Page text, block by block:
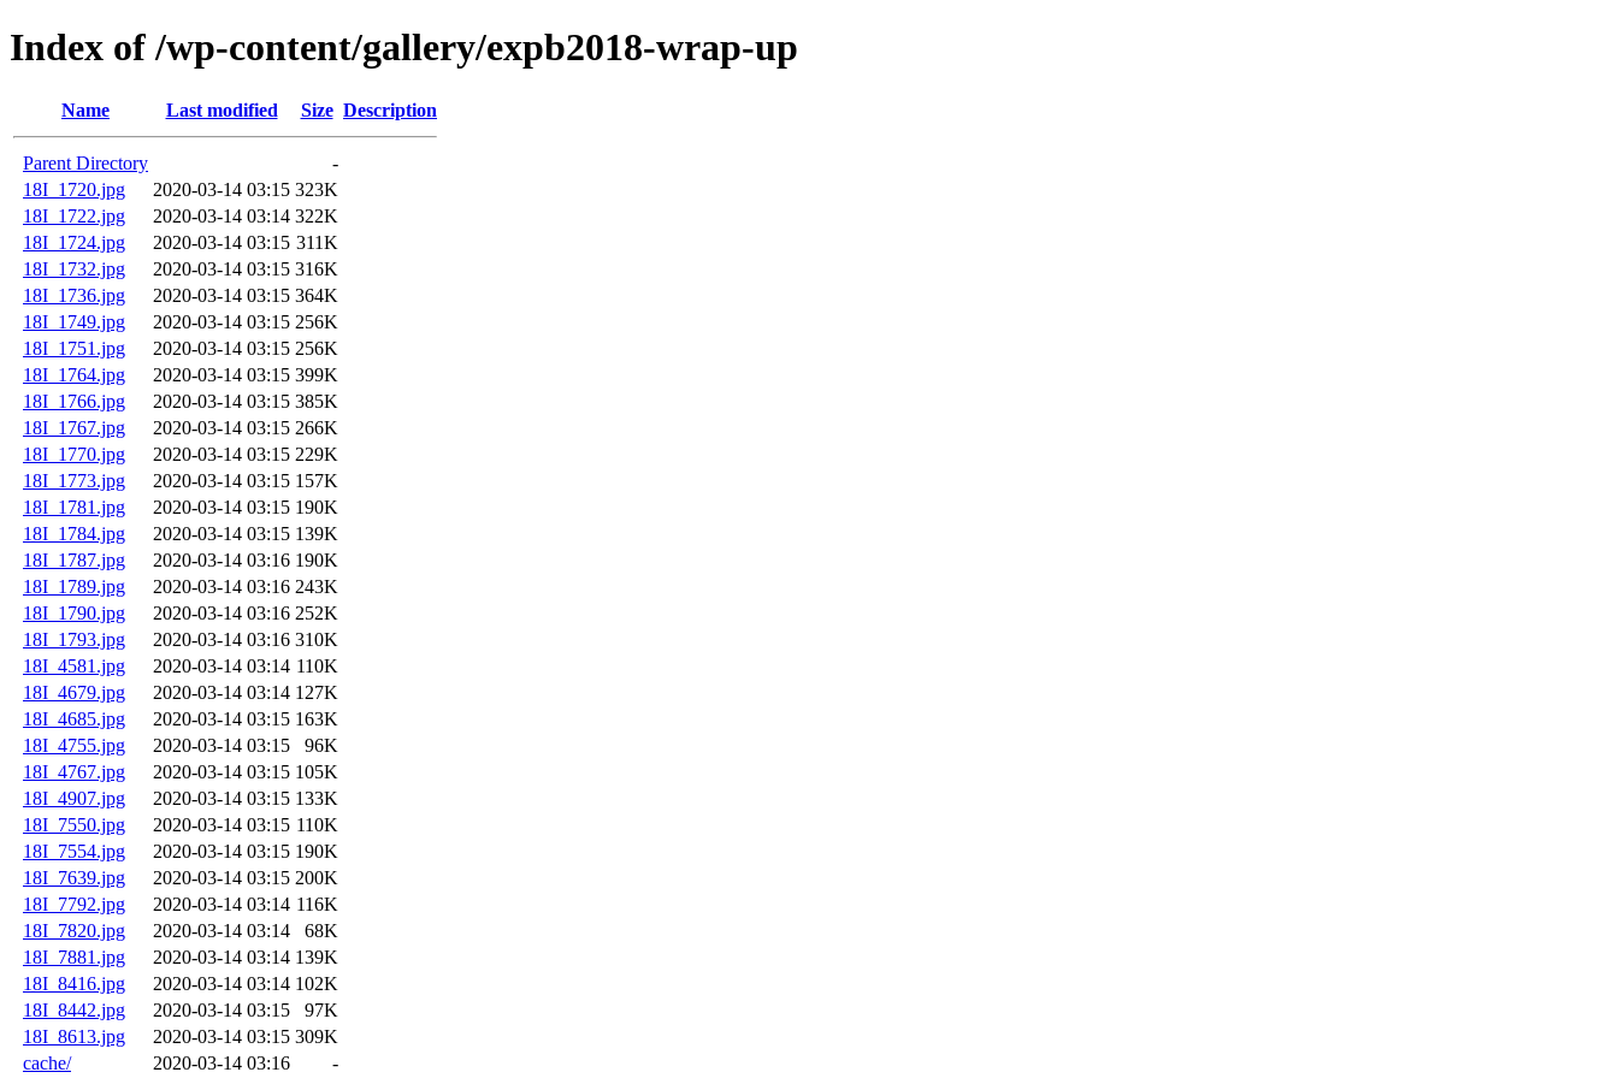
Index of /wp-content/gallery/expb2018-wrap-up
Name Last modified Size Description
Parent Directory
-
18I_1720.jpg
2020-03-14 03:15 323K
18I_1722.jpg
2020-03-14 03:14 322K
18I_1724.jpg
2020-03-14 03:15 311K
18I_1732.jpg
2020-03-14 03:15 316K
18I_1736.jpg
2020-03-14 03:15 364K
18I_1749.jpg
2020-03-14 03:15 256K
18I_1751.jpg
2020-03-14 03:15 256K
18I_1764.jpg
2020-03-14 03:15 399K
18I_1766.jpg
2020-03-14 03:15 385K
18I_1767.jpg
2020-03-14 03:15 266K
18I_1770.jpg
2020-03-14 03:15 229K
18I_1773.jpg
2020-03-14 03:15 157K
18I_1781.jpg
2020-03-14 03:15 190K
18I_1784.jpg
2020-03-14 03:15 139K
18I_1787.jpg
2020-03-14 03:16 190K
18I_1789.jpg
2020-03-14 03:16 243K
18I_1790.jpg
2020-03-14 03:16 252K
18I_1793.jpg
2020-03-14 03:16 310K
18I_4581.jpg
2020-03-14 03:14 110K
18I_4679.jpg
2020-03-14 03:14 127K
18I_4685.jpg
2020-03-14 03:15 163K
18I_4755.jpg
2020-03-14 03:15
96K
18I_4767.jpg
2020-03-14 03:15 105K
18I_4907.jpg
2020-03-14 03:15 133K
18I_7550.jpg
2020-03-14 03:15 110K
18I_7554.jpg
2020-03-14 03:15 190K
18I_7639.jpg
2020-03-14 03:15 200K
18I_7792.jpg
2020-03-14 03:14 116K
18I_7820.jpg
2020-03-14 03:14
68K
18I_7881.jpg
2020-03-14 03:14 139K
18I_8416.jpg
2020-03-14 03:14 102K
18I_8442.jpg
2020-03-14 03:15
97K
18I_8613.jpg
2020-03-14 03:15 309K
cache/
2020-03-14 03:16 -